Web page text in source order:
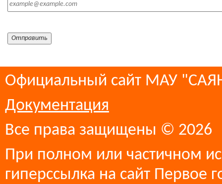
Официальный сайт МАУ
Документация
Все права защищены © 2026
При полном или частичном
гиперссылка на сайт Первое